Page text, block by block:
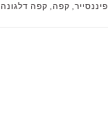
פיננסייר, קפה, קפה דלגונה